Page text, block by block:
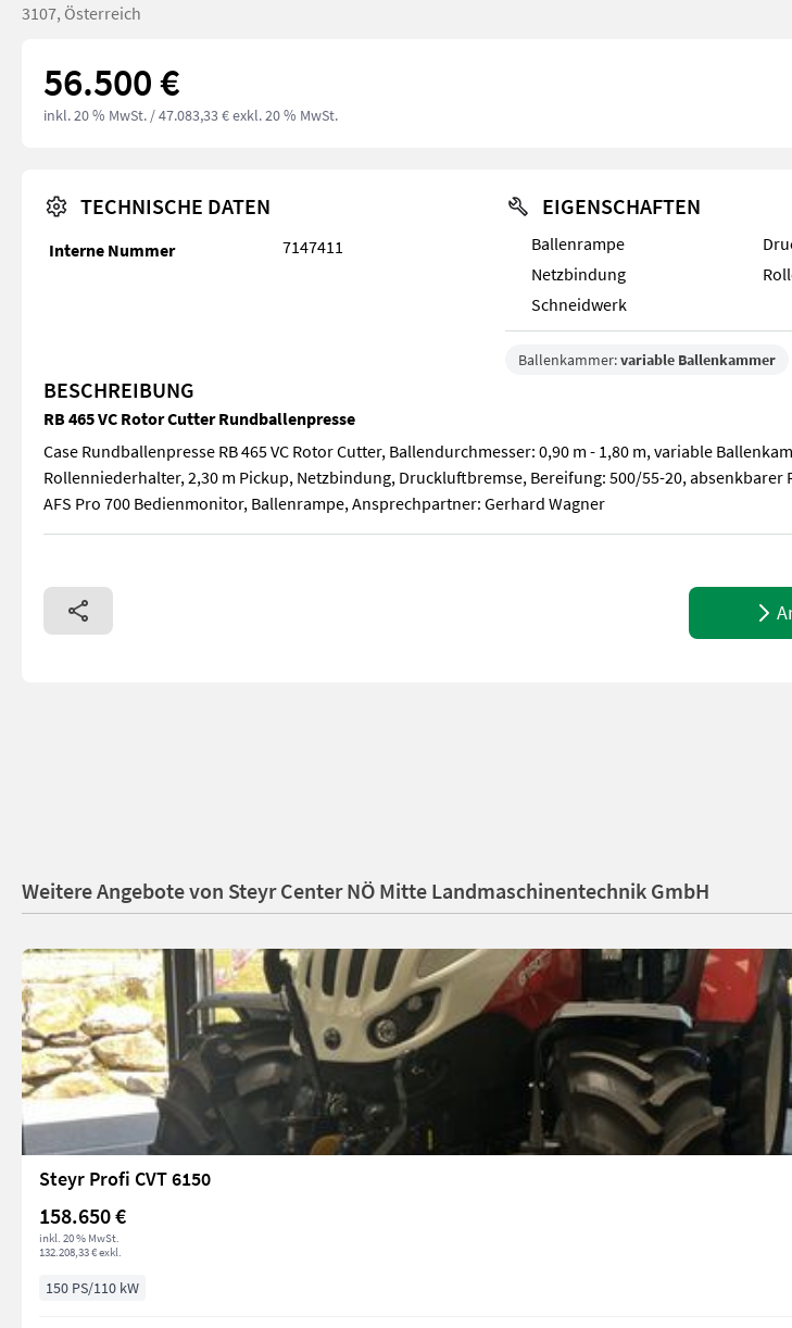
3107, Österreich
56.500 €
inkl. 20 % MwSt. / 47.083,33 € exkl. 20 % MwSt.
TECHNISCHE DATEN
Interne Nummer 7147411
EIGENSCHAFTEN
Ballenrampe
Netzbindung
Schneidwerk
Ballenkammer:variable Ballenkammer
BESCHREIBUNG
RB 465 VC Rotor Cutter Rundballenpresse
Case Rundballenpresse RB 465 VC Rotor Cutter, Ballendurchmesser: 0,90 m - 1,80 m, variable
Rollenniederhalter, 2,30 m Pickup, Netzbindung, Druckluftbremse, Bereifung: 500/55-20,
AFS Pro 700 Bedienmonitor, Ballenrampe, Ansprechpartner: Gerhard Wagner
Case Rundballenpresse RB 465 VC Rotor Cutter, Ballendurchmesser: 0,90 m - 1,80 m, variable
Weitere Angebote von Steyr Center NÖ Mitte Landmaschinentechnik GmbH
Steyr Profi CVT 6150
158.650 €
inkl. 20 % MwSt.
132.208,33 € exkl.
150 PS/110 kW